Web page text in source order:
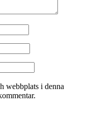
webbplats i denna